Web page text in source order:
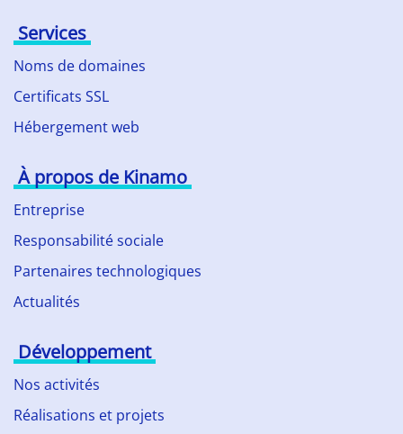
Services
Noms de domaines
Certificats SSL
Hébergement web
À propos de Kinamo
Entreprise
Responsabilité sociale
Partenaires technologiques
Actualités
Développement
Nos activités
Réalisations et projets